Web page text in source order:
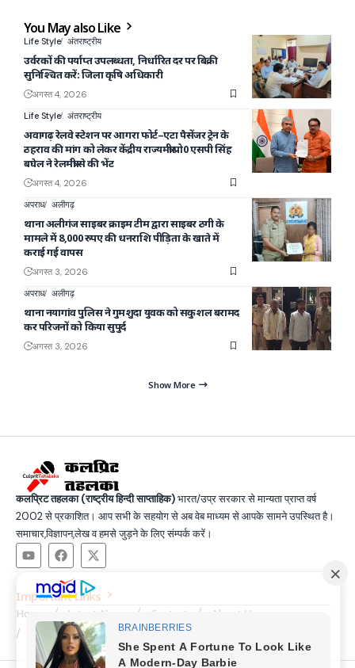
You May also Like
Life Style अंतराष्ट्रीय
उर्वरकों की पर्याप्त उपलब्धता, निर्धारित दर पर बिक्री
सुनिश्चित करें: जिला कृषि अधिकारी
अगस्त 4, 2026
Life Style अंतराष्ट्रीय
अवागढ़ रेलवे स्टेशन पर आगरा फोर्ट–एटा पैसेंजर ट्रेन के
ठहराव की मांग को लेकर केंद्रीय राज्यमंत्री प्रो0 एसपी सिंह
बघेल ने रेलमंत्री से की भेंट
अगस्त 4, 2026
अपराध अलीगढ़
थाना अलीगंज साइबर क्राइम टीम द्वारा साइबर ठगी के
मामले में 8,000 रुपए की धनराशि पीड़िता के खाते में
कराई गई वापस
अगस्त 3, 2026
अपराध अलीगढ़
थाना नयागांव पुलिस ने गुमशुदा युवक को सकुशल बरामद
कर परिजनों को किया सुपुर्द
अगस्त 3, 2026
Show More
कलप्रिट तहलका (राष्ट्रीय हिन्दी साप्ताहिक)भारत/उप्र सरकार से मान्यता प्राप्त वर्ष
2002 से प्रकाशित। आप सभी के सहयोग से अब वेब माध्यम से आपके सामने उपस्थित है।
समाचार,विज्ञापन,लेख व हमसे जुड़ने के लिए संम्पर्क करें।
Important Links
Home Latest News Contact
About Us
Privacy Policy
Terms and Condition